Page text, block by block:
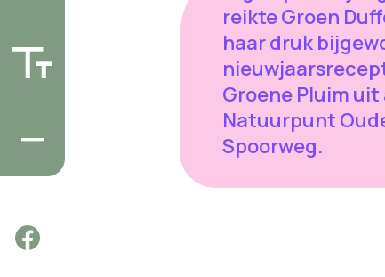
reikte Groen
haar druk
Groene Pluim uit
Natuurpunt
Spoorweg.